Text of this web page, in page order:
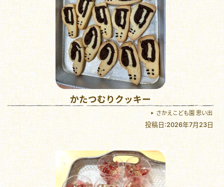
かたつむりクッキー
さかえこども園 思い出
投稿日:2026年7月23日